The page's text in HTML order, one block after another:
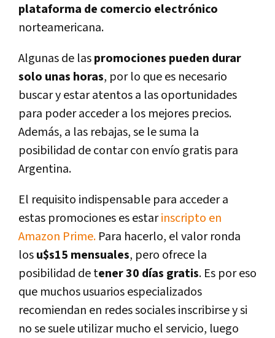
plataforma de comercio electrónico
norteamericana.
Algunas de laspromociones pueden durar
solo unas horas, por lo que es necesario
buscar y estar atentos a las oportunidades
para poder acceder a los mejores precios.
Además, a las rebajas, se le suma la
posibilidad de contar con envío gratis para
Argentina.
El requisito indispensable para acceder a
estas promociones es estarinscripto en
Amazon Prime. Para hacerlo, el valor ronda
losu$s15 mensuales, pero ofrece la
posibilidad de tener 30 días gratis. Es por eso
que muchos usuarios especializados
recomiendan en redes sociales inscribirse y si
no se suele utilizar mucho el servicio, luego